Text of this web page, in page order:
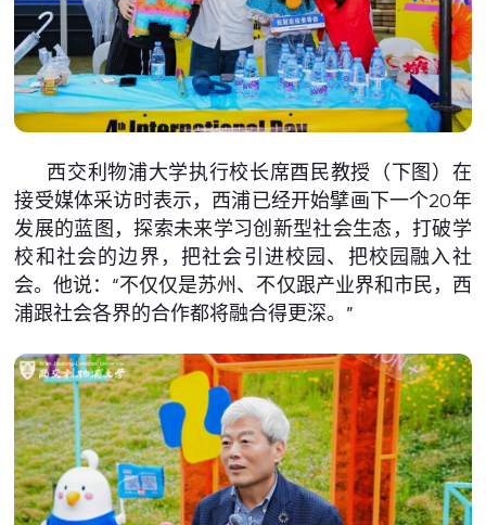
西交利物浦大学执行校长席酉民教授（下图）在
接受媒体采访时表示，西浦已经开始擘画下一个20年
发展的蓝图，探索未来学习创新型社会生态，打破学
校和社会的边界，把社会引进校园、把校园融入社
会。他说：“不仅仅是苏州、不仅跟产业界和市民，西
浦跟社会各界的合作都将融合得更深。”